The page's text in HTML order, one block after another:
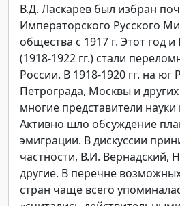
В.Д. Ласкарев был избран
Императорского Русского
общества с 1917 г. Этот год
(1918-1922 гг.) стали
России. В 1918-1920 гг. на юг
Петрограда, Москвы и
многие представители науки
Активно шло обсуждение
эмиграции. В дискуссии
частности, В.И. Вернадский,
другие. В перечне
стран чаще всего